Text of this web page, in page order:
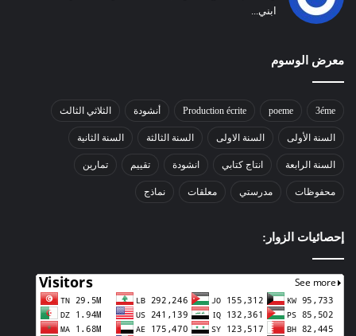
ابني...
معرض الوسوم
3éme
poeme
Production écrite أنشودة الثلاثي الثالث
السنة الأولى السنة الاولى السنة الثالثة السنة الثانية
السنة الرابعة انتاج كتابي انشودة تقييم تمارين
محفوظات مدرستي معلقات نماذج
إحصائيات الزوار: